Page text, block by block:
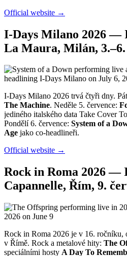
Official website →
I-Days Milano 2026 —
La Maura, Milán, 3.–6.
I-Days Milano 2026 trvá čtyři dny.
The Machine. Neděle 5. července:
jediného italského data Take Cover
Pondělí 6. července: System of a
Age jako co-headlineři.
Official website →
Rock in Roma 2026 —
Capannelle, Řím, 9.
Rock in Roma 2026 je v 16. ročníku,
v Římě. Rock a metalové hity: The
speciálními hosty A Day To